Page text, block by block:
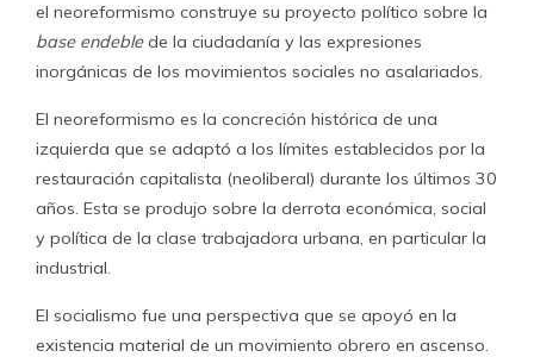
el neoreformismo construye su proyecto político sobre la
base endeblede la ciudadanía y las expresiones
inorgánicas de los movimientos sociales no asalariados.
El neoreformismo es la concreción histórica de una
izquierda que se adaptó a los límites establecidos por la
restauración capitalista (neoliberal) durante los últimos 30
años. Esta se produjo sobre la derrota económica, social
y política de la clase trabajadora urbana, en particular la
industrial.
El socialismo fue una perspectiva que se apoyó en la
existencia material de un movimiento obrero en ascenso.